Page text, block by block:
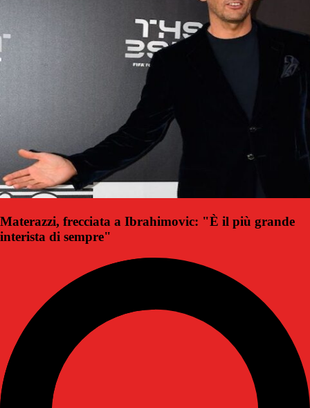
Materazzi, frecciata a Ibrahimovic: "È il più grande
interista di sempre"